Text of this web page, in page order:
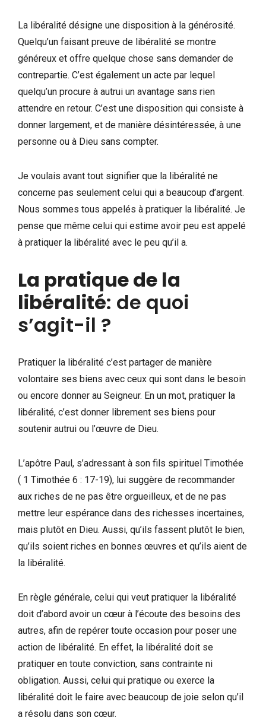
La libéralité désigne une disposition à la générosité.
Quelqu’un faisant preuve de libéralité se montre
généreux et offre quelque chose sans demander de
contrepartie. C’est également un acte par lequel
quelqu’un procure à autrui un avantage sans rien
attendre en retour. C’est une disposition qui consiste à
donner largement, et de manière désintéressée, à une
personne ou à Dieu sans compter.
Je voulais avant tout signifier que la libéralité ne
concerne pas seulement celui qui a beaucoup d’argent.
Nous sommes tous appelés à pratiquer la libéralité. Je
pense que même celui qui estime avoir peu est appelé
à pratiquer la libéralité avec le peu qu’il a.
La pratique de la
libéralité: de quoi
s’agit-il ?
Pratiquer la libéralité c’est partager de manière
volontaire ses biens avec ceux qui sont dans le besoin
ou encore donner au Seigneur. En un mot, pratiquer la
libéralité, c’est donner librement ses biens pour
soutenir autrui ou l’œuvre de Dieu.
L’apôtre Paul, s’adressant à son fils spirituel Timothée
( 1 Timothée 6 : 17-19), lui suggère de recommander
aux riches de ne pas être orgueilleux, et de ne pas
mettre leur espérance dans des richesses incertaines,
mais plutôt en Dieu. Aussi, qu’ils fassent plutôt le bien,
qu’ils soient riches en bonnes œuvres et qu’ils aient de
la libéralité.
En règle générale, celui qui veut pratiquer la libéralité
doit d’abord avoir un cœur à l’écoute des besoins des
autres, afin de repérer toute occasion pour poser une
action de libéralité. En effet, la libéralité doit se
pratiquer en toute conviction, sans contrainte ni
obligation. Aussi, celui qui pratique ou exerce la
libéralité doit le faire avec beaucoup de joie selon qu’il
a résolu dans son cœur.